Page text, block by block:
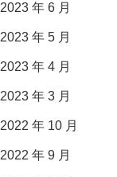
2023 年 6 月
2023 年 5 月
2023 年 4 月
2023 年 3 月
2022 年 10 月
2022 年 9 月